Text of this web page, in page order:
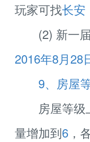
玩家可找长安
(2) 新一届
2016年8月28
9、房屋
房屋等级
量增加到6 ，